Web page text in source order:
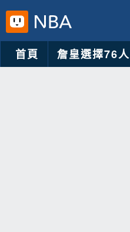
首頁 詹皇選擇76人